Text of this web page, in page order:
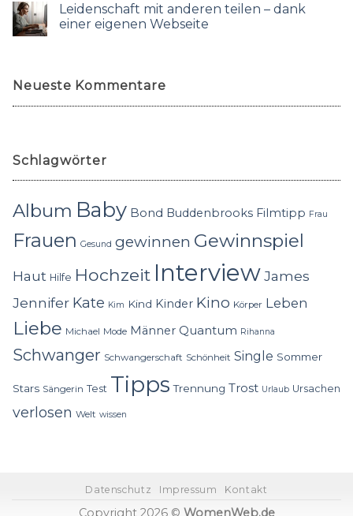
Leidenschaft mit anderen teilen – dank
einer eigenen Webseite
Neueste Kommentare
Schlagwörter
Album Baby Bond Buddenbrooks Filmtipp Frau
Frauen Gesund gewinnen Gewinnspiel
Haut Hilfe Hochzeit InterviewJames
Jennifer Kate Kim Kind Kinder Kino Körper Leben
Liebe Michael Mode Männer Quantum Rihanna
Schwanger Schwangerschaft Schönheit Single Sommer
Stars Sängerin Test Tipps Trennung Trost Urlaub Ursachen
verlosen Welt wissen
Datenschutz Impressum Kontakt
Copyright 2026 © WomenWeb.de